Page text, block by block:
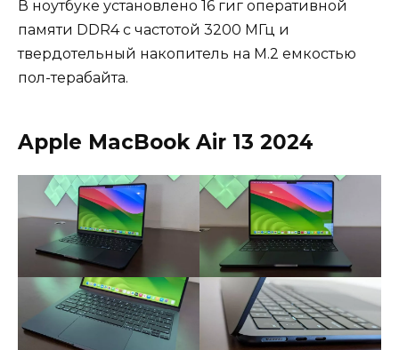
В ноутбуке установлено 16 гиг оперативной
памяти DDR4 с частотой 3200 МГц и
твердотельный накопитель на M.2 емкостью
пол-терабайта.
Apple MacBook Air 13 2024